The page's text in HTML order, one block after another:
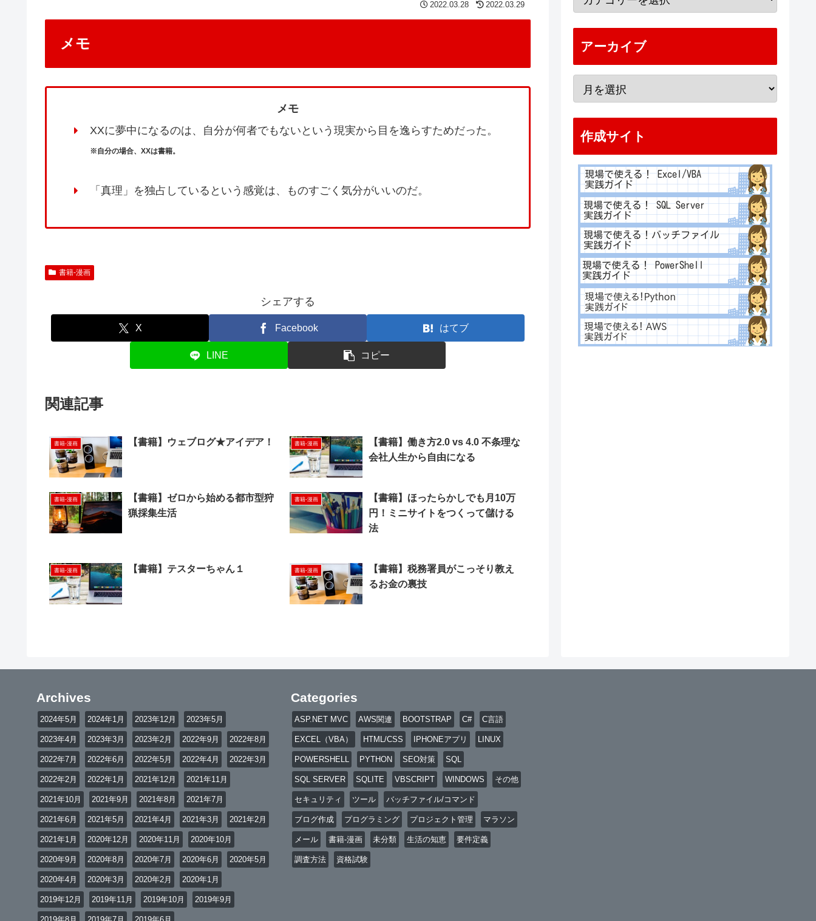
2022.03.28 2022.03.29
メモ
メモ
XXに夢中になるのは、自分が何者でもないという現実から目を逸らすためだった。
※自分の場合、XXは書籍。
「真理」を独占しているという感覚は、ものすごく気分がいいのだ。
書籍-漫画
シェアする
X Facebook はてブ
LINE コピー
関連記事
書籍-漫画 【書籍】ウェブログ★アイデア！ 書籍-漫画
【書籍】働き方2.0 vs 4.0 不条理な
会社人生から自由になる
書籍-漫画
【書籍】ゼロから始める都市型狩
猟採集生活
書籍-漫画
【書籍】ほったらかしでも月10万
円！ミニサイトをつくって儲ける
法
書籍-漫画 【書籍】テスターちゃん１ 書籍-漫画
【書籍】税務署員がこっそり教え
るお金の裏技
アーカイブ
作成サイト
Archives
2024年5月 2024年1月 2023年12月 2023年5月
2023年4月 2023年3月 2023年2月 2022年9月 2022年8月
2022年7月 2022年6月 2022年5月 2022年4月 2022年3月
2022年2月 2022年1月 2021年12月 2021年11月
2021年10月 2021年9月 2021年8月 2021年7月
2021年6月 2021年5月 2021年4月 2021年3月 2021年2月
2021年1月 2020年12月 2020年11月 2020年10月
2020年9月 2020年8月 2020年7月 2020年6月 2020年5月
2020年4月 2020年3月 2020年2月 2020年1月
2019年12月 2019年11月 2019年10月 2019年9月
Categories
ASP.NET MVC AWS関連 BOOTSTRAP C# C言語
EXCEL（VBA） HTML/CSS IPHONEアプリ LINUX
POWERSHELL PYTHON SEO対策 SQL
SQL SERVER SQLITE VBSCRIPT WINDOWS その他
セキュリティ ツール バッチファイル/コマンド
ブログ作成 プログラミング プロジェクト管理 マラソン
メール 書籍-漫画 未分類 生活の知恵 要件定義
調査方法 資格試験